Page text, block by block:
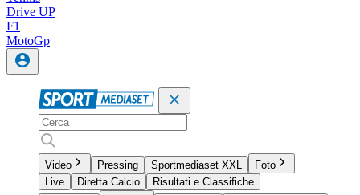
Drive UP
F1
MotoGp
Video Pressing Sportmediaset XXL
Foto
Live
Diretta Calcio
Risultati e Classifiche